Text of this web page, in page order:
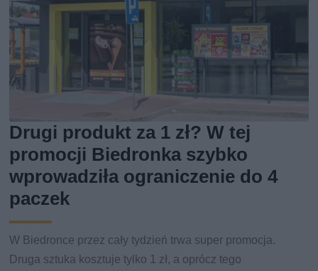
Drugi produkt za 1 zł? W tej
promocji Biedronka szybko
wprowadziła ograniczenie do 4
paczek
W Biedronce przez cały tydzień trwa super promocja.
Druga sztuka kosztuje tylko 1 zł, a oprócz tego